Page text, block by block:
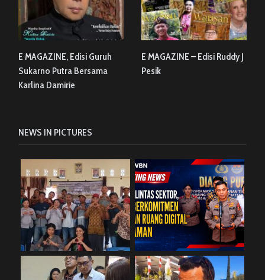
E MAGAZINE, Edisi Guruh
Sukarno Putra Bersama
Karlina Damirie
E MAGAZINE – Edisi Ruddy J
Pesik
NEWS IN PICTURES